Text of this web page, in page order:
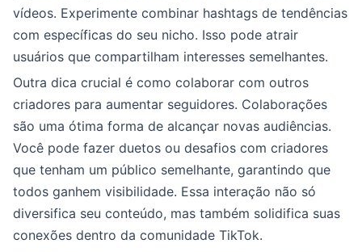
vídeos. Experimente combinar hashtags de tendências
com específicas do seu nicho. Isso pode atrair
usuários que compartilham interesses semelhantes.
Outra dica crucial é como colaborar com outros
criadores para aumentar seguidores. Colaborações
são uma ótima forma de alcançar novas audiências.
Você pode fazer duetos ou desafios com criadores
que tenham um público semelhante, garantindo que
todos ganhem visibilidade. Essa interação não só
diversifica seu conteúdo, mas também solidifica suas
conexões dentro da comunidade TikTok.